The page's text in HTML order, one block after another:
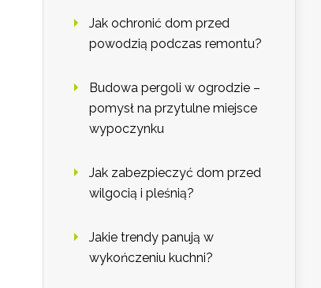
Jak ochronić dom przed
powodzią podczas remontu?
Budowa pergoli w ogrodzie –
pomysł na przytulne miejsce
wypoczynku
Jak zabezpieczyć dom przed
wilgocią i pleśnią?
Jakie trendy panują w
wykończeniu kuchni?